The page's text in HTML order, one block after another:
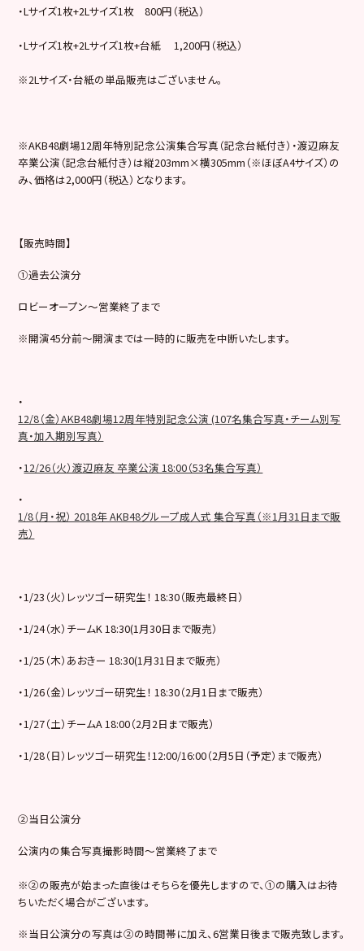
・Lサイズ1枚+2Lサイズ1枚 800円（税込）
・Lサイズ1枚+2Lサイズ1枚+台紙 1,200円（税込）
※2Lサイズ・台紙の単品販売はございません。
※AKB48劇場12周年特別記念公演集合写真（記念台紙付き）・渡辺麻友
卒業公演（記念台紙付き）は縦203mm×横305mm（※ほぼA4サイズ）の
み、価格は2,000円（税込）となります。
【販売時間】
①過去公演分
ロビーオープン～営業終了まで
※開演45分前～開演までは一時的に販売を中断いたします。
・
12/8（金）AKB48劇場12周年特別記念公演 (107名集合写真・チーム別写
真・加入期別写真）
・12/26（火）渡辺麻友 卒業公演 18:00（53名集合写真）
・
1/8（月・祝） 2018年 AKB48グループ成人式 集合写真（※1月31日まで販
売）
・1/23（火）レッツゴー研究生！ 18:30（販売最終日）
・1/24（水）チームK 18:30(1月30日まで販売）
・1/25（木）あおきー 18:30(1月31日まで販売）
・1/26（金）レッツゴー研究生！ 18:30（2月1日まで販売）
・1/27（土）チームA 18:00（2月2日まで販売）
・1/28（日）レッツゴー研究生！12:00/16:00（2月5日（予定）まで販売）
②当日公演分
公演内の集合写真撮影時間～営業終了まで
※②の販売が始まった直後はそちらを優先しますので、①の購入はお待
ちいただく場合がございます。
※当日公演分の写真は②の時間帯に加え、6営業日後まで販売致します。